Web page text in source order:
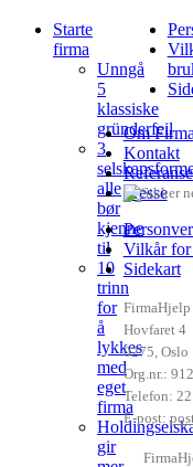
Starte
firma
Unngå
5
klassiske
gründerfeil
3
alle
bør
kjenne
til
10
trinn
for
å
lykkes
med
eget
firma
gir
Om
Kontakt
Presse
Vilkår
Sidekart
FirmaHjelp
Hovfaret 4
0275 Oslo
Org.nr.:
Telefon:
E-post: